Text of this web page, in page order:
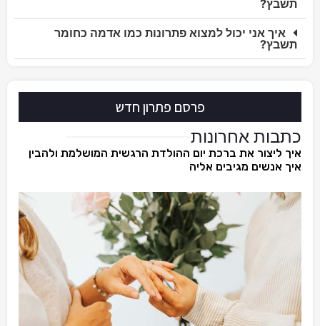
תשבץ?
איך אני יכול למצוא פתרונות כמו אדמה כחומר
תשבץ?
פרסם פתרון חדש
כתבות אחרונות
איך ליצור את ברכת יום ההולדת הרגשית המושלמת ולהבין
איך אנשים מגיבים אליה